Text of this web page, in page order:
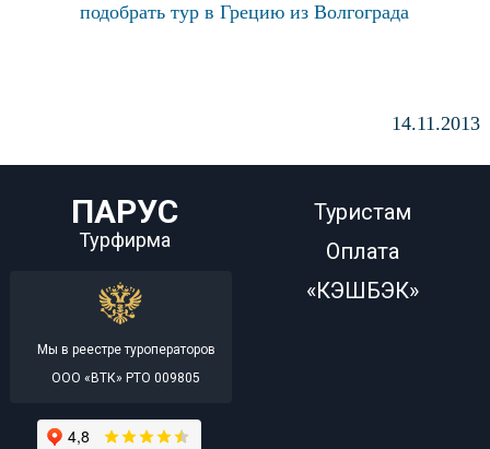
подобрать тур в Грецию из Волгограда
14.11.2013
ПАРУС
Турфирма
Мы в реестре туроператоров
ООО «ВТК» РТО 009805
Туристам
Оплата
«КЭШБЭК»